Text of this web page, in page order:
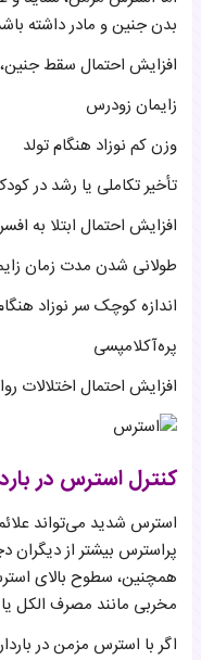
بدن جنین و مادر داشته
افزایش احتمال سقط
زایمان زودرس
وزن کم نوزاد هنگام تولد
تأخیر تکاملی یا رشد در
افزایش احتمال ابتلا به
طولانی شدن مدت زمان
اندازه کوچک سر نوزاد
پره‌آکلامپسی
افزایش احتمال اختلالات
کنترل استرس در
استرس شدید می‌تواند علائم
پراسترس بیشتر از دیگران
همچنین، سطوح بالای
مخربی مانند مصرف الکل
اگر با استرس مزمن در